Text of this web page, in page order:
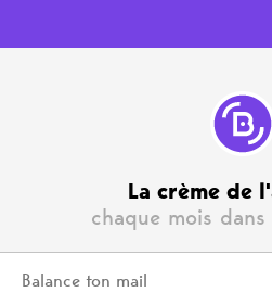
La crème de
chaque mois